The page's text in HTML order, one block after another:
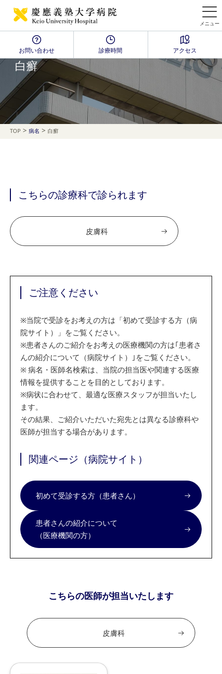
メニュー
お問い合わせ 診療時間 アクセス
Disease Name Search
白癬
TOP > 病名 > 白癬
こちらの診療科で診られます
皮膚科
ご注意ください
※当院で受診をお考えの方は「初めて受診する方（病
院サイト）」をご覧ください。
※患者さんのご紹介をお考えの医療機関の方は｢患者さ
んの紹介について（病院サイト）｣をご覧ください。
※ 病名・医師名検索は、当院の担当医や関連する医療
情報を提供することを目的としております。
※病状に合わせて、最適な医療スタッフが担当いたし
ます。
その結果、ご紹介いただいた宛先とは異なる診療科や
医師が担当する場合があります。
関連ページ（病院サイト）
初めて受診する方（患者さん）
患者さんの紹介について
（医療機関の方）
こちらの医師が担当いたします
皮膚科